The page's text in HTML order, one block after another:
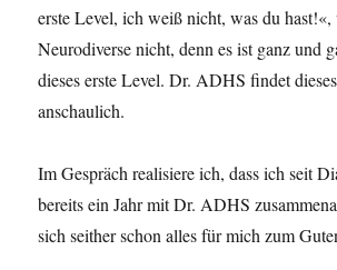
erste Level, ich weiß nicht, was du hast!«,
Neurodiverse nicht, denn es ist ganz und
dieses erste Level. Dr. ADHS findet
anschaulich.
Im Gespräch realisiere ich, dass ich seit
bereits ein Jahr mit Dr. ADHS
sich seither schon alles für mich zum